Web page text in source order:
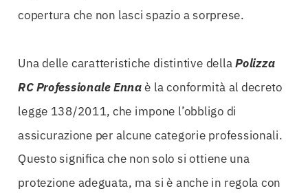
copertura che non lasci spazio a sorprese.
Una delle caratteristiche distintive dellaPolizza
RC Professionale Ennaè la conformità al decreto
legge 138/2011, che impone l’obbligo di
assicurazione per alcune categorie professionali.
Questo significa che non solo si ottiene una
protezione adeguata, ma si è anche in regola con